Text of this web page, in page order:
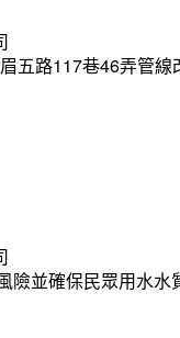
五路117巷46弄管
險並確保民眾用水